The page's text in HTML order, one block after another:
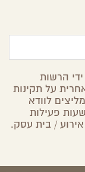
הרשות
על תקינות
לוודא
פעילות
/ בית עסק.